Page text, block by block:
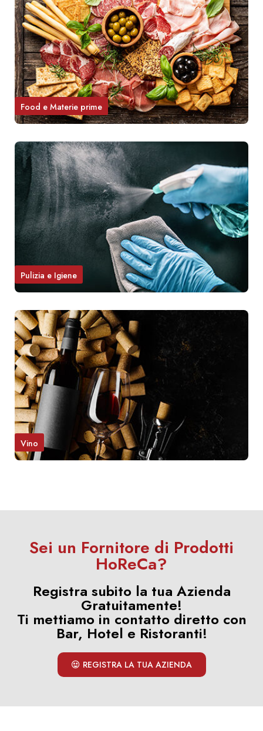
Food e Materie prime
Pulizia e Igiene
Vino
Sei un Fornitore di Prodotti
HoReCa?
Registra subito la tua Azienda
Gratuitamente!
Ti mettiamo in contatto diretto con
Bar, Hotel e Ristoranti!
REGISTRA LA TUA AZIENDA